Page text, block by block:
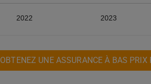
2022 2023
OBTENEZ UNE ASSURANCE À BAS